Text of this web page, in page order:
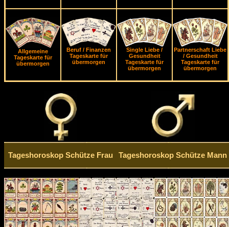
Allgemeine
Tageskarte für
übermorgen
Beruf / Finanzen
Tageskarte für
übermorgen
Single Liebe /
Gesundheit
Tageskarte für
übermorgen
Partnerschaft Liebe
/ Gesundheit
Tageskarte für
übermorgen
Tageshoroskop Schütze Frau Tageshoroskop Schütze Mann